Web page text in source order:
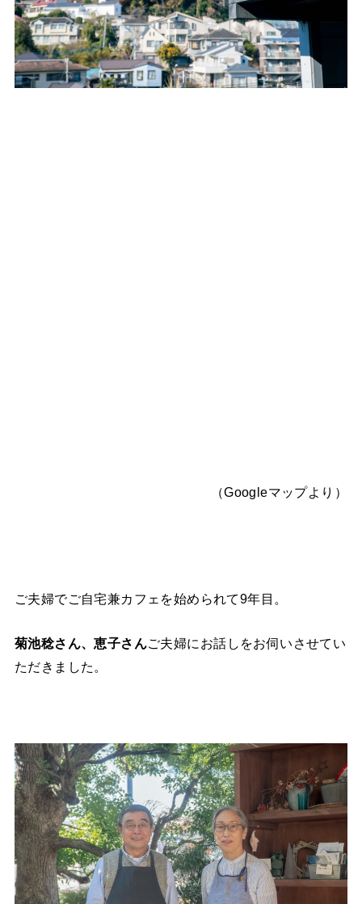
（Googleマップより）
ご夫婦でご自宅兼カフェを始められて9年目。
菊池稔さん、恵子さんご夫婦にお話しをお伺いさせてい
ただきました。